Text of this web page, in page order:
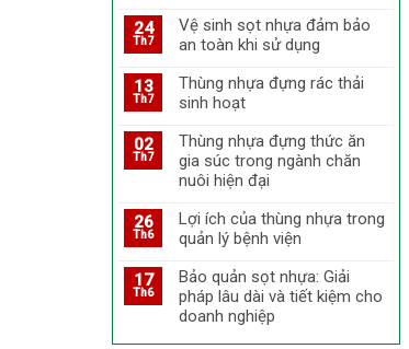
24
Th7
Vệ sinh sọt nhựa đảm bảo
an toàn khi sử dụng
13
Th7
Thùng nhựa đựng rác thải
sinh hoạt
02
Th7
Thùng nhựa đựng thức ăn
gia súc trong ngành chăn
nuôi hiện đại
26
Th6
Lợi ích của thùng nhựa trong
quản lý bệnh viện
17
Th6
Bảo quản sọt nhựa: Giải
pháp lâu dài và tiết kiệm cho
doanh nghiệp